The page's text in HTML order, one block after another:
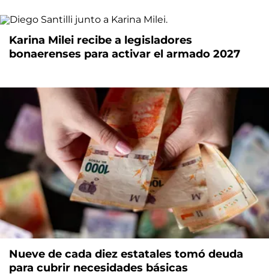
Karina Milei recibe a legisladores
bonaerenses para activar el armado 2027
Nueve de cada diez estatales tomó deuda
para cubrir necesidades básicas